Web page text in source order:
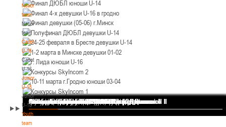
National
team
National
team
Cadets
U-16
Cadets
U-16
Juniors
U-18
Juniors
U-18
Youth
team
U-14
IV тур – юноши 2012-2013 гг.р., Дивизион 1, 05-07 марта 2026 г., г. Минск, ул.
Уральская 3А
05-06.03.2026
III тур – девушки 2012-2013 гг.р., Дивизион 1, 05-06 марта 2026 г., г. Гомель,
ул. Б.Хмельницкого, 118а
Брест
Финал 4-х - девушки 2013-2014 гг.р. Дивизион I
Финал 4-х - юноши 2013-2014 гг.р. Дивизион I
Финал 4-х - юноши 2013-2014 гг.р. Дивизион II
Финал 4-х - юноши 2011-2012 гг.р. Дивизион II
Финал 4-х - юноши 2009-2010 гг.р. Дивизион I
Финал 4-х - девушки 2011-2012 гг.р. Дивизион II
Финал 4-х - девушки 2013-2014 гг.р. Дивизион II
Финал 4-х девушки 2011-2012 гг.р. Дивизион I
Финал 4-х юноши 2011-2012 гг.р. Дивизион I
Финал 4-х девушек (03-04) г.Гродно
Финал ДЮБЛ юноши U-14
Финал 4-х девушки U-16 в гродно
Финал девушки (05-06) г.Минск
Полуфинал ДЮБЛ девушки U-14
24-25 февраля в Бресте девушки U-14
1-2 марта в Минске девушки 01-02
г. Лида юноши U-16
Конкурсы SkyIncom 2
10-11 марта г.Гродно юноши 03-04
Конкурсы SkyIncom 1
группа "ВКонтакте"